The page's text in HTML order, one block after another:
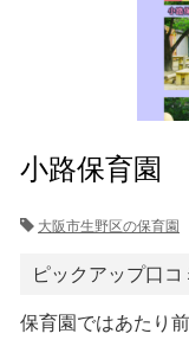
小路保育園
大阪市生野区の保育園
ピックアップ口コ
保育園ではあたり